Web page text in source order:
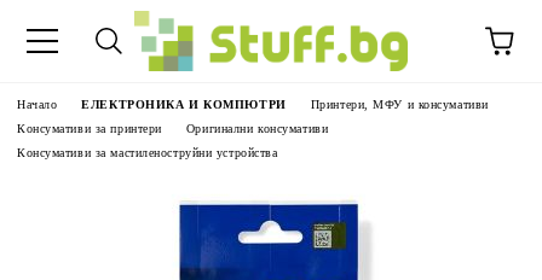
Начало ЕЛЕКТРОНИКА И КОМПЮТРИ
Принтери, МФУ и консумативи
Консумативи за принтери
Оригинални консумативи
Консумативи за мастиленоструйни устройства